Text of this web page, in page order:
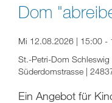
Dom
Mi 12.08.2026 | 15:00 -
St.-Petri-Dom Schleswig
Süderdomstrasse |
Ein Angebot für